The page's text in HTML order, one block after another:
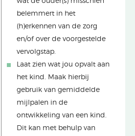
belemmert in het
(h)erkennen van de zorg
en/of over de voorgestelde
vervolgstap.
Laat zien wat jou opvalt aan
het kind. Maak hierbij
gebruik van gemiddelde
mijlpalen in de
ontwikkeling van een kind.
Dit kan met behulp van